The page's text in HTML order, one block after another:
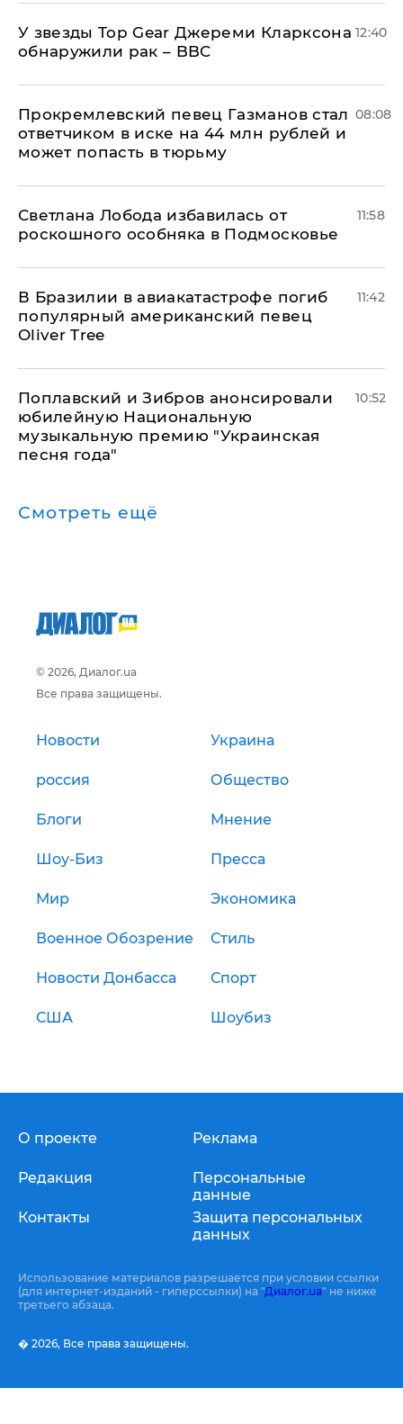
У звезды Top Gear Джереми Кларксона
обнаружили рак – BBC
12:40
Прокремлевский певец Газманов стал
ответчиком в иске на 44 млн рублей и
может попасть в тюрьму
08:08
Светлана Лобода избавилась от
роскошного особняка в Подмосковье
11:58
В Бразилии в авиакатастрофе погиб
популярный американский певец
Oliver Tree
11:42
Поплавский и Зибров анонсировали
юбилейную Национальную
музыкальную премию "Украинская
песня года"
10:52
Смотреть ещё
© 2026, Диалог.ua
Все права защищены.
Новости Украина
россия Общество
Блоги Мнение
Шоу-Биз Пресса
Мир Экономика
Военное Обозрение Стиль
Новости Донбасса Спорт
США Шоубиз
О проекте
Редакция
Контакты
Реклама
Персональные
данные
Защита персональных
данных
Использование материалов разрешается при условии ссылки
(для интернет-изданий - гиперссылки) на "Диалог.ua" не ниже
третьего абзаца.
� 2026, Все права защищены.